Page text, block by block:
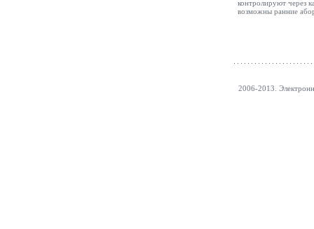
контролируют через
возможны ранние
2006-2013.